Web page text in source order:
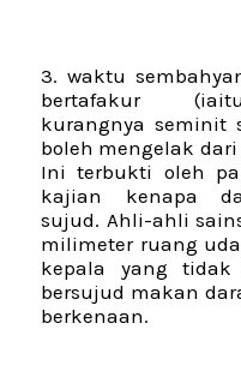
3. waktu
bertafakur
kurangnya seminit
boleh mengelak
Ini terbukti oleh
kajian kenapa
sujud. Ahli-ahli
milimeter ruang
kepala yang tidak
bersujud makan
berkenaan.